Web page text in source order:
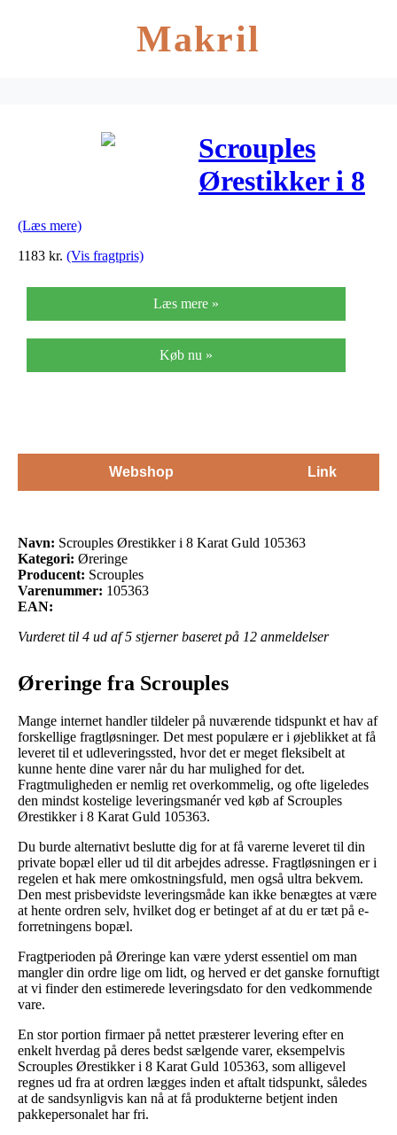
Makril
Scrouples
Ørestikker i 8
(Læs mere)
1183 kr. (Vis fragtpris)
Læs mere »
Køb nu »
Webshop Link
Navn: Scrouples Ørestikker i 8 Karat Guld 105363
Kategori: Øreringe
Producent: Scrouples
Varenummer: 105363
EAN:
Vurderet til 4 ud af 5 stjerner baseret på 12 anmeldelser
Øreringe fra Scrouples
Mange internet handler tildeler på nuværende tidspunkt et hav af
forskellige fragtløsninger. Det mest populære er i øjeblikket at få
leveret til et udleveringssted, hvor det er meget fleksibelt at
kunne hente dine varer når du har mulighed for det.
Fragtmuligheden er nemlig ret overkommelig, og ofte ligeledes
den mindst kostelige leveringsmanér ved køb af Scrouples
Ørestikker i 8 Karat Guld 105363.
Du burde alternativt beslutte dig for at få varerne leveret til din
private bopæl eller ud til dit arbejdes adresse. Fragtløsningen er i
regelen et hak mere omkostningsfuld, men også ultra bekvem.
Den mest prisbevidste leveringsmåde kan ikke benægtes at være
at hente ordren selv, hvilket dog er betinget af at du er tæt på e-
forretningens bopæl.
Fragtperioden på Øreringe kan være yderst essentiel om man
mangler din ordre lige om lidt, og herved er det ganske fornuftigt
at vi finder den estimerede leveringsdato for den vedkommende
vare.
En stor portion firmaer på nettet præsterer levering efter en
enkelt hverdag på deres bedst sælgende varer, eksempelvis
Scrouples Ørestikker i 8 Karat Guld 105363, som alligevel
regnes ud fra at ordren lægges inden et aftalt tidspunkt, således
at de sandsynligvis kan nå at få produkterne betjent inden
pakkepersonalet har fri.